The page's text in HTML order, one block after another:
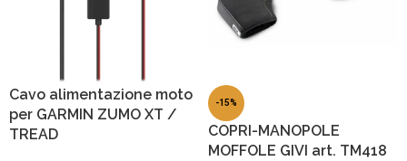
Cavo alimentazione moto
per GARMIN ZUMO XT /
TREAD
-15%
COPRI-MANOPOLE
MOFFOLE GIVI art. TM418